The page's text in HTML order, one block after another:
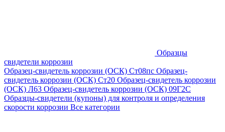
Образцы
свидетели коррозии
Образец-свидетель коррозии (ОСК) Ст08пс Образец-
свидетель коррозии (ОСК) Ст20 Образец-свидетель коррозии
(ОСК) Л63 Образец-свидетель коррозии (ОСК) 09Г2С
Образцы-свидетели (купоны) для контроля и определения
скорости коррозии Все категории